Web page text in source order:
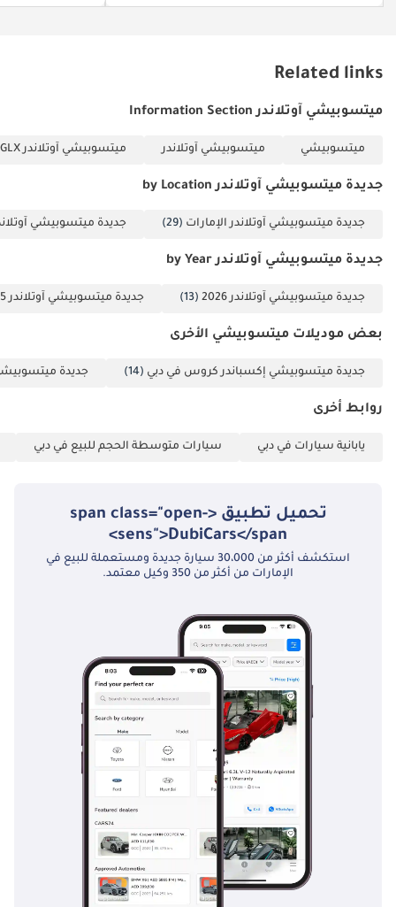
(HSA) ونزول التلال
• جهاز منع تشغيل
وجهاز حماية من
السرقة
للأبواب ونظام القفل
• نقاط تثبيت مقاعد
خدمات التصدير
• دعم كامل لتوثيق
التصدير والامتثال
الدوليين
مخزون التصدير
صالة عرض #346–
راس الخور – العوير،
سيارات ميتسوبيشي
أسعار تنافسية | مورد
Related links
ميتسوبيشي آوتلاندر Information Section
ميتسوبيشي ميتسوبيشي آوتلاندر ميتسوبيشي آوتلاندر 2.5L GLX خط متوسط
جديدة ميتسوبيشي آوتلاندر by Location
جديدة ميتسوبيشي آوتلاندر الإمارات (29) جديدة ميتسوبيشي
جديدة ميتسوبيشي آوتلاندر by Year
جديدة ميتسوبيشي آوتلاندر 2026 (13) جديدة ميتسوبيشي آوتلاندر 2025
بعض موديلات ميتسوبيشي الأخرى
جديدة ميتسوبيشي إكسباندر كروس في دبي (14) جديدة
روابط أخرى
يابانية سيارات في دبي سيارات متوسطة الحجم للبيع في دبي
تحميل تطبيق <span class="open-
sens">DubiCars</span>
استكشف أكثر من 30،000 سيارة جديدة ومستعملة للبيع في
الإمارات من أكثر من 350 وكيل معتمد.